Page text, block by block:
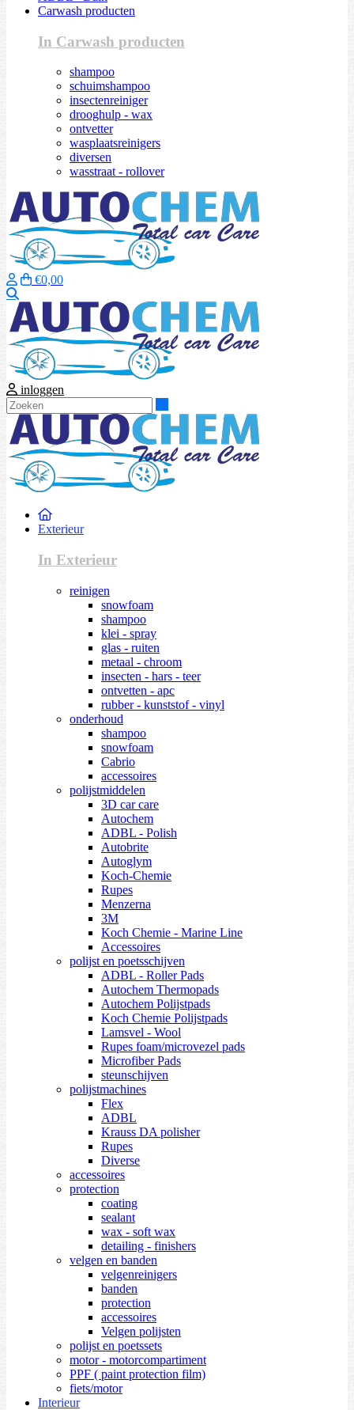
Carwash producten
In Carwash producten
shampoo
schuimshampoo
insectenreiniger
drooghulp - wax
ontvetter
wasplaatsreinigers
diversen
wasstraat - rollover
€0,00
inloggen
Exterieur
In Exterieur
reinigen
snowfoam
shampoo
klei - spray
glas - ruiten
metaal - chroom
insecten - hars - teer
ontvetten - apc
rubber - kunststof - vinyl
onderhoud
shampoo
snowfoam
Cabrio
accessoires
polijstmiddelen
3D car care
Autochem
ADBL - Polish
Autobrite
Autoglym
Koch-Chemie
Rupes
Menzerna
3M
Koch Chemie - Marine Line
Accessoires
polijst en poetsschijven
ADBL - Roller Pads
Autochem Thermopads
Autochem Polijstpads
Koch Chemie Polijstpads
Lamsvel - Wool
Rupes foam/microvezel pads
Microfiber Pads
steunschijven
polijstmachines
Flex
ADBL
Krauss DA polisher
Rupes
Diverse
accessoires
protection
coating
sealant
wax - soft wax
detailing - finishers
velgen en banden
velgenreinigers
banden
protection
accessoires
Velgen polijsten
polijst en poetssets
motor - motorcompartiment
PPF ( paint protection film)
fiets/motor
Interieur